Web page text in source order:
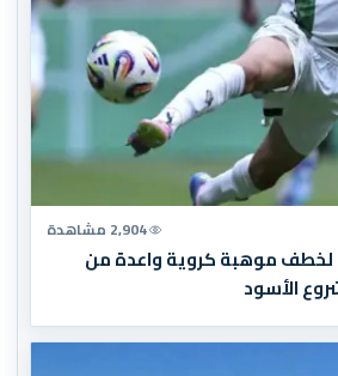
2,904 مشاهدة
لخطف موهبة كروية واعدة من
الأسود